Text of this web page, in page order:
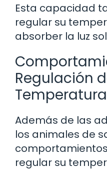
Esta capacidad
regular su
absorber la luz
Regulación
Temperatura
Además de las
los animales de
regular su